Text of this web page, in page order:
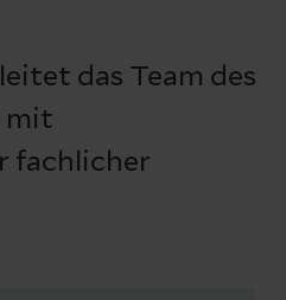
das Team des
mit
fachlicher